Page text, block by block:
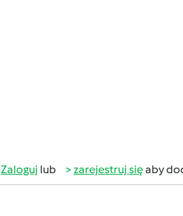
Zaloguj lub zarejestruj sięaby